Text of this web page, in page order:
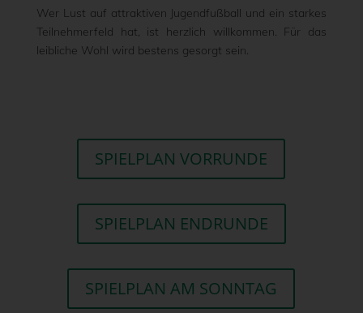
Wer Lust auf attraktiven Jugendfußball und ein starkes
Teilnehmerfeld hat, ist herzlich willkommen. Für das
leibliche Wohl wird bestens gesorgt sein.
SPIELPLAN VORRUNDE
SPIELPLAN ENDRUNDE
SPIELPLAN AM SONNTAG